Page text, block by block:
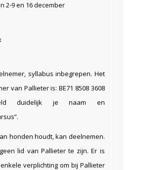
2-9 en 16 december
syllabus inbegrepen. Het
van Pallieter is: BE71 8508 3608
duidelijk je naam en
honden houdt, kan deelnemen.
lid van Pallieter te zijn. Er is
verplichting om bij Pallieter